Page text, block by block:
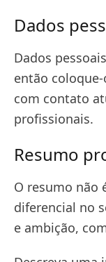
Dados
Dados
então
com contato
profissionais.
Resumo
O resumo não
diferencial no
e ambição,